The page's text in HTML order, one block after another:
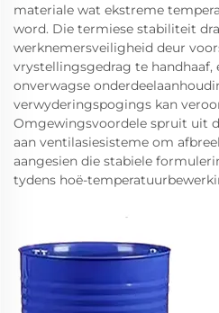
materiale wat ekstreme
word. Die termiese stabiliteit
werknemersveiligheid deur
vrystellingsgedrag te handhaaf,
onverwagse
verwyderingspogings kan
Omgewingsvoordele spruit uit
aan ventilasiesisteme om
aangesien die stabiele
tydens hoë-